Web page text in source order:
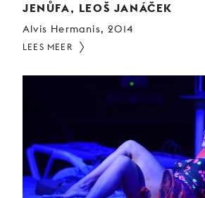
JENŮFA, LEOŠ JANÁČEK
Alvis Hermanis, 2014
LEES MEER